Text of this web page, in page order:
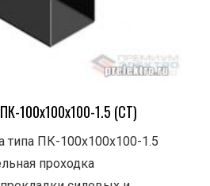
100х100х100-1.5 (СТ)
типа ПК-100х100х100-1.5
проходка